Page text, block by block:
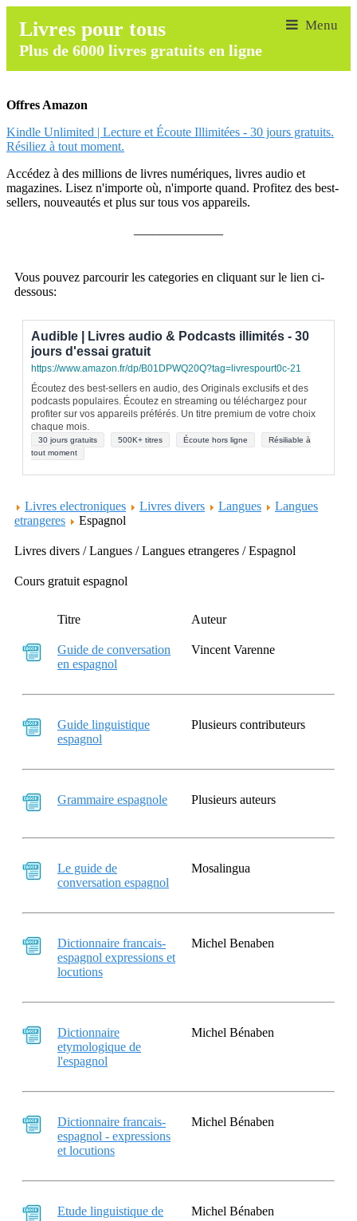
Livres pour tous
Plus de 6000 livres gratuits en ligne
Offres Amazon
Kindle Unlimited | Lecture et Écoute Illimitées - 30 jours gratuits.
Résiliez à tout moment.
Accédez à des millions de livres numériques, livres audio et
magazines. Lisez n'importe où, n'importe quand. Profitez des best-
sellers, nouveautés et plus sur tous vos appareils.
Vous pouvez parcourir les categories en cliquant sur le lien ci-
dessous:
Audible | Livres audio & Podcasts illimités - 30
jours d'essai gratuit
https://www.amazon.fr/dp/B01DPWQ20Q?tag=livrespourt0c-21
Écoutez des best-sellers en audio, des Originals exclusifs et des
podcasts populaires. Écoutez en streaming ou téléchargez pour
profiter sur vos appareils préférés. Un titre premium de votre choix
chaque mois.
30 jours gratuits 500K+ titres Écoute hors ligne
Résiliable à
tout moment
Livres electroniques Livres divers Langues
Langues
etrangeres
Espagnol
Livres divers / Langues / Langues etrangeres / Espagnol
Cours gratuit espagnol
Titre Auteur
Guide de conversation
en espagnol
Vincent Varenne
Guide linguistique
espagnol
Plusieurs contributeurs
Grammaire espagnole Plusieurs auteurs
Le guide de
conversation espagnol
Mosalingua
Dictionnaire francais-
espagnol expressions et
locutions
Michel Benaben
Dictionnaire
etymologique de
l'espagnol
Michel Bénaben
Dictionnaire francais-
espagnol - expressions
et locutions
Michel Bénaben
Etude linguistique de
Michel Bénaben